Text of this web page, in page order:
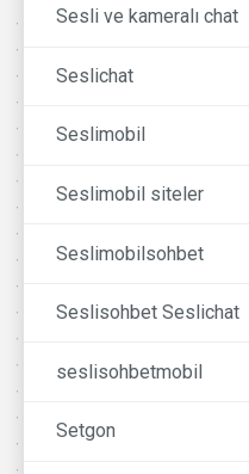
Sesli ve kameralı chat
Seslichat
Seslimobil
Seslimobil siteler
Seslimobilsohbet
Seslisohbet Seslichat
seslisohbetmobil
Setgon